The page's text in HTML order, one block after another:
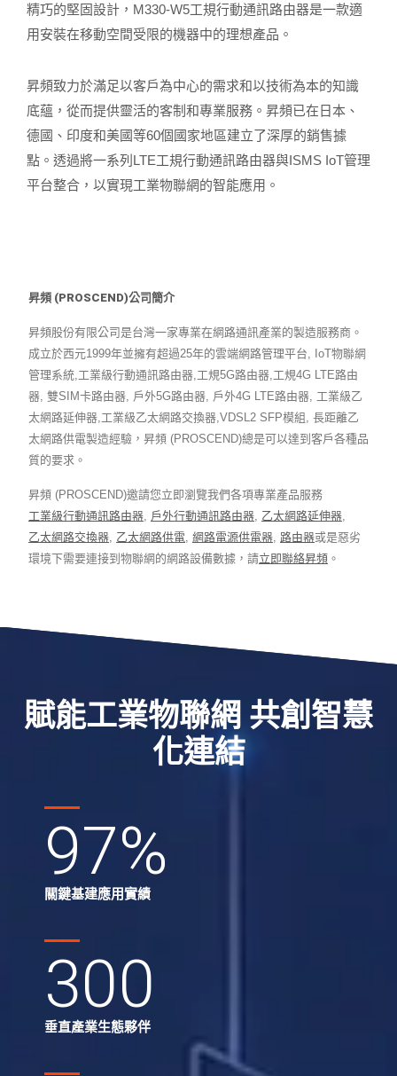
精巧的堅固設計，M330-W5工規行動通訊路由器是一款適
用安裝在移動空間受限的機器中的理想產品。
昇頻致力於滿足以客戶為中心的需求和以技術為本的知識
底蘊，從而提供靈活的客制和專業服務。昇頻已在日本、
德國、印度和美國等60個國家地區建立了深厚的銷售據
點。透過將一系列LTE工規行動通訊路由器與ISMS IoT管理
平台整合，以實現工業物聯網的智能應用。
昇頻 (PROSCEND)公司簡介
昇頻股份有限公司是台灣一家專業在網路通訊產業的製造服務商。
成立於西元1999年並擁有超過25年的雲端網路管理平台, IoT物聯網
管理系統,工業級行動通訊路由器,工規5G路由器,工規4G LTE路由
器, 雙SIM卡路由器, 戶外5G路由器, 戶外4G LTE路由器, 工業級乙
太網路延伸器,工業級乙太網路交換器,VDSL2 SFP模組, 長距離乙
太網路供電製造經驗，昇頻 (PROSCEND)總是可以達到客戶各種品
質的要求。
昇頻 (PROSCEND)邀請您立即瀏覽我們各項專業產品服務
工業級行動通訊路由器 戶外行動通訊路由器 乙太網路延伸器
乙太網路交換器 乙太網路供電 網路電源供電器 路由器或是惡劣
環境下需要連接到物聯網的網路設備數據，請立即聯絡昇頻 。
賦能工業物聯網 共創智慧
化連結
97%
關鍵基建應用實績
300
垂直產業生態夥伴